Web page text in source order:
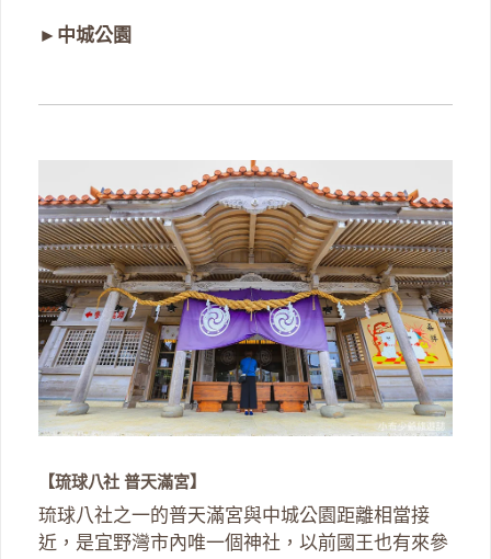
► 中城公園
【琉球八社 普天滿宮】
琉球八社之一的普天滿宮與中城公園距離相當接
近，是宜野灣市內唯一個神社，以前國王也有來參